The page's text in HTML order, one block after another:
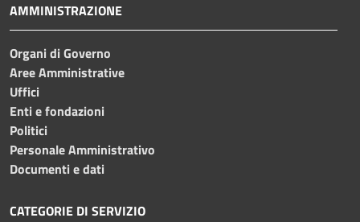
AMMINISTRAZIONE
Organi di Governo
Aree Amministrative
Uffici
Enti e fondazioni
Politici
Personale Amministrativo
Documenti e dati
CATEGORIE DI SERVIZIO